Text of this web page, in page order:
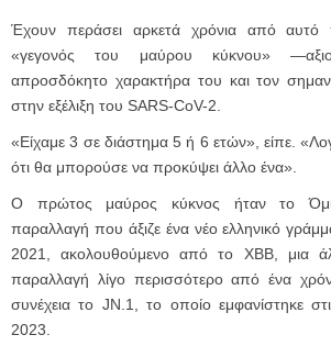
Έχουν περάσει αρκετά χρόνια από
«γεγονός του μαύρου κύκνου»
απροσδόκητο χαρακτήρα του και τον
στην εξέλιξη του SARS-CoV-2.
«Είχαμε 3 σε διάστημα 5 ή 6 ετών», είπε.
ότι θα μπορούσε να προκύψει άλλο ένα».
Ο πρώτος μαύρος κύκνος ήταν το
παραλλαγή που άξιζε ένα νέο ελληνικό
2021, ακολουθούμενο από το XBB, μια
παραλλαγή λίγο περισσότερο από ένα
συνέχεια το JN.1, το οποίο εμφανίστηκε
2023.